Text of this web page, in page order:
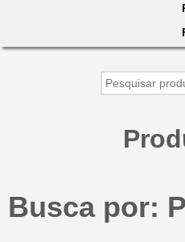
Busca por: